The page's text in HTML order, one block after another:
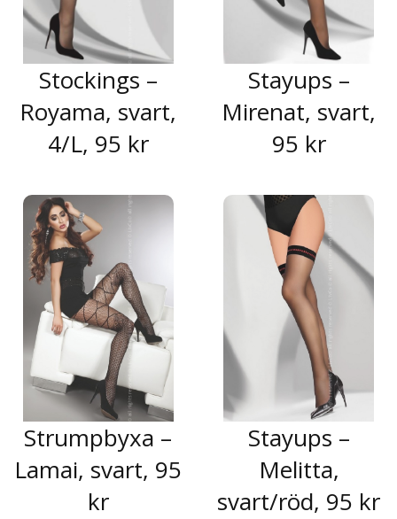
Stockings –
Royama, svart,
4/L, 95 kr
Stayups –
Mirenat, svart,
95 kr
Strumpbyxa –
Lamai, svart, 95
kr
Stayups –
Melitta,
svart/röd, 95 kr